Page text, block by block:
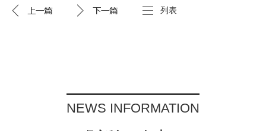
列表
NEWS INFORMATION